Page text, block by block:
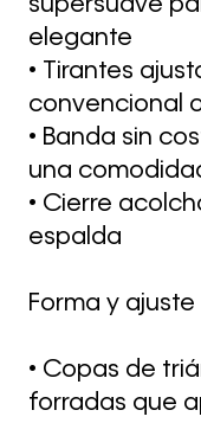
supersuave
elegante
• Tirantes
convencional
• Banda sin
una
• Cierre
espalda
Forma y ajuste
• Copas de
forradas que